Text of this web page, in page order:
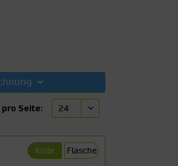
Seite:
Kiste Flasche